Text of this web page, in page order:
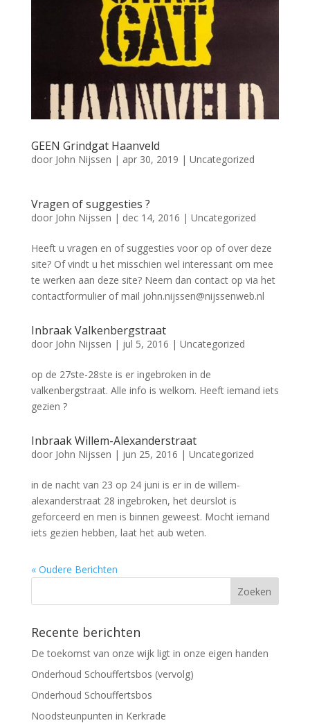
GEEN Grindgat Haanveld
door John Nijssen | apr 30, 2019 | Uncategorized
Vragen of suggesties ?
door John Nijssen | dec 14, 2016 | Uncategorized
Heeft u vragen en of suggesties voor op of over deze
site? Of vindt u het misschien wel interessant om mee
te werken aan deze site? Neem dan contact op via het
contactformulier of mail john.nijssen@nijssenweb.nl
Inbraak Valkenbergstraat
door John Nijssen | jul 5, 2016 | Uncategorized
op de 27ste-28ste is er ingebroken in de
valkenbergstraat. Alle info is welkom. Heeft iemand iets
gezien ?
Inbraak Willem-Alexanderstraat
door John Nijssen | jun 25, 2016 | Uncategorized
in de nacht van 23 op 24 juni is er in de willem-
alexanderstraat 28 ingebroken, het deurslot is
geforceerd en men is binnen geweest. Mocht iemand
iets gezien hebben, laat het aub weten.
« Oudere Berichten
Recente berichten
De toekomst van onze wijk ligt in onze eigen handen
Onderhoud Schouffertsbos (vervolg)
Onderhoud Schouffertsbos
Noodsteunpunten in Kerkrade